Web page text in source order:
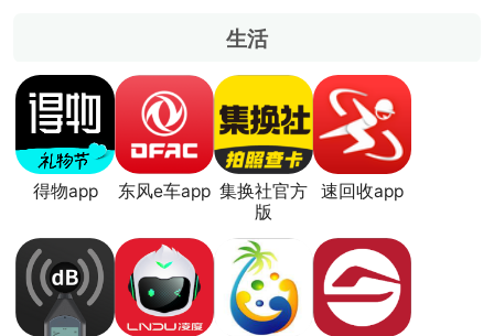
生活
得物app 东风e车app 集换社官方
版
速回收app